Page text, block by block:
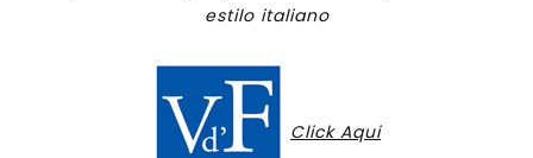
estilo italiano
Click Aqui